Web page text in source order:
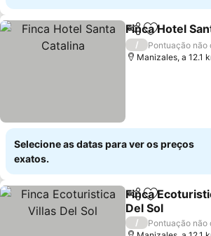
PartilharAdicionar
Finca Hotel
/
Pontuação não
Manizales, a 12.1
Selecione as datas para ver os preços
exatos.
PartilharAdicionar
Finca
Del Sol
Ver preços
/
Pontuação não